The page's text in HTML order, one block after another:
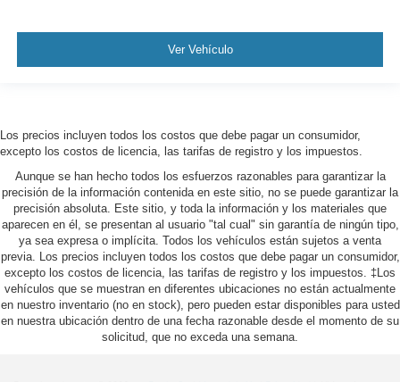
Ver Vehículo
Los precios incluyen todos los costos que debe pagar un consumidor,
excepto los costos de licencia, las tarifas de registro y los impuestos.
Aunque se han hecho todos los esfuerzos razonables para garantizar la
precisión de la información contenida en este sitio, no se puede garantizar la
precisión absoluta. Este sitio, y toda la información y los materiales que
aparecen en él, se presentan al usuario "tal cual" sin garantía de ningún tipo,
ya sea expresa o implícita. Todos los vehículos están sujetos a venta
previa. Los precios incluyen todos los costos que debe pagar un consumidor,
excepto los costos de licencia, las tarifas de registro y los impuestos. ‡Los
vehículos que se muestran en diferentes ubicaciones no están actualmente
en nuestro inventario (no en stock), pero pueden estar disponibles para usted
en nuestra ubicación dentro de una fecha razonable desde el momento de su
solicitud, que no exceda una semana.